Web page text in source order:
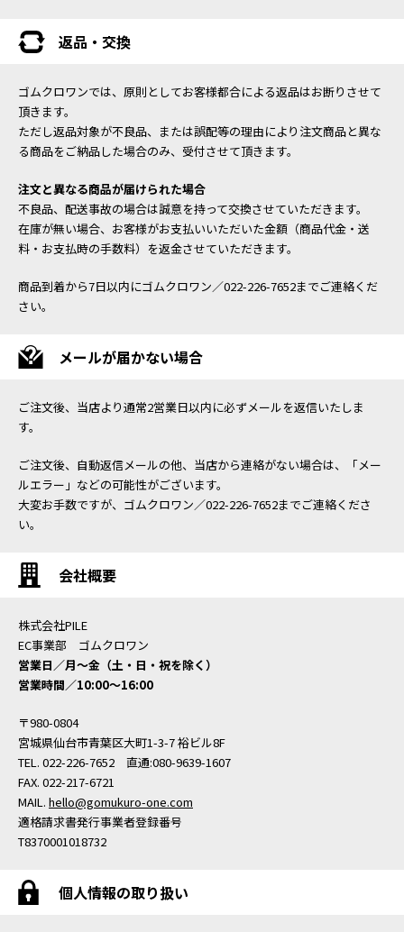
返品・交換
ゴムクロワンでは、原則としてお客様都合による返品はお断りさせて
頂きます。
ただし返品対象が不良品、または誤配等の理由により注文商品と異な
る商品をご納品した場合のみ、受付させて頂きます。
注文と異なる商品が届けられた場合
不良品、配送事故の場合は誠意を持って交換させていただきます。
在庫が無い場合、お客様がお支払いいただいた金額（商品代金・送
料・お支払時の手数料）を返金させていただきます。
商品到着から7日以内にゴムクロワン／022-226-7652までご連絡くだ
さい。
メールが届かない場合
ご注文後、当店より通常2営業日以内に必ずメールを返信いたしま
す。
ご注文後、自動返信メールの他、当店から連絡がない場合は、「メー
ルエラー」などの可能性がございます。
大変お手数ですが、ゴムクロワン／022-226-7652までご連絡くださ
い。
会社概要
株式会社PILE
EC事業部 ゴムクロワン
営業日／月〜金（土・日・祝を除く）
営業時間／10:00〜16:00
〒980-0804
宮城県仙台市青葉区大町1-3-7 裕ビル8F
TEL. 022-226-7652 直通:080-9639-1607
FAX. 022-217-6721
MAIL. hello@gomukuro-one.com
適格請求書発行事業者登録番号
T8370001018732
個人情報の取り扱い